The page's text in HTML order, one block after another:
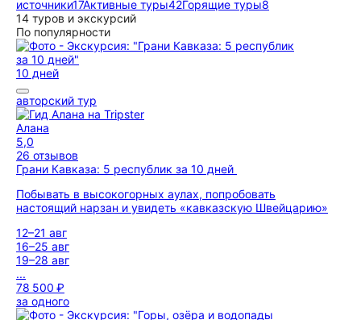
источники17Активные туры42Горящие туры8
14 туров и экскурсий
По популярности
10 дней
авторский тур
Алана
5,0
26 отзывов
Грани Кавказа: 5 республик за 10 дней
Побывать в высокогорных аулах, попробовать
настоящий нарзан и увидеть «кавказскую Швейцарию»
12–21 авг
16–25 авг
19–28 авг
...
78 500 ₽
за одного